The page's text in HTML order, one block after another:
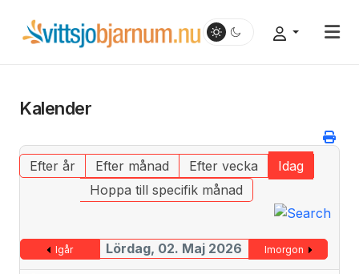
Kalender
Efter år Efter månad Efter vecka
Idag
Hoppa till specifik månad
Igår Lördag, 02. Maj 2026 Imorgon